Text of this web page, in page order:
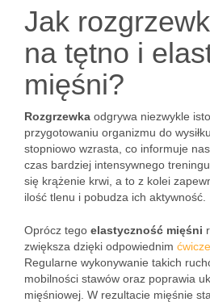
Jak
na tętno i
mięśni?
Rozgrzewka odgrywa niezwykle
przygotowaniu organizmu do
stopniowo wzrasta, co informuje
czas bardziej intensywnego
się krążenie krwi, a to z kolei
ilość tlenu i pobudza ich aktywność.
Oprócz tego elastyczność mięśni
zwiększa dzięki odpowiednim
Regularne wykonywanie takich
mobilności stawów oraz poprawia
mięśniowej. W rezultacie mięśnie